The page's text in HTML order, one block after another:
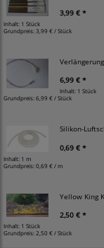
3,99 € *
Inhalt: 1 Stück
Grundpreis:3,99 € / Stück
6,99 € *
Inhalt: 1 Stück
Grundpreis:6,99 € / Stück
Silikon-
0,69 € *
Inhalt: 1 m
Grundpreis:0,69 € / m
Yellow King
2,50 € *
Inhalt: 1 Stück
Grundpreis: 2,50 € / Stück